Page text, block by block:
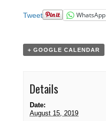
Tweet WhatsApp
+ GOOGLE CALENDAR
Details
Date:
August 15, 2019